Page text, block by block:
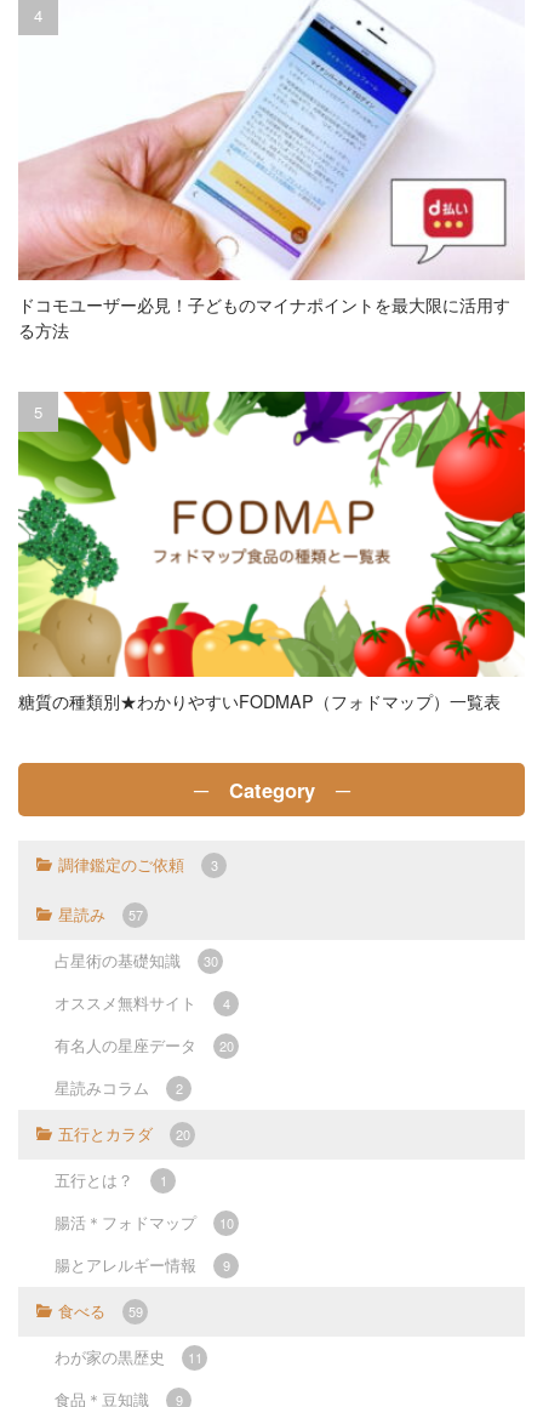
ドコモユーザー必見！子どものマイナポイントを最大限に活用す
る方法
糖質の種類別★わかりやすいFODMAP（フォドマップ）一覧表
─ Category ─
調律鑑定のご依頼 3
星読み 57
占星術の基礎知識 30
オススメ無料サイト 4
有名人の星座データ 20
星読みコラム 2
五行とカラダ 20
五行とは？ 1
腸活＊フォドマップ 10
腸とアレルギー情報 9
食べる 59
わが家の黒歴史 11
食品＊豆知識 9